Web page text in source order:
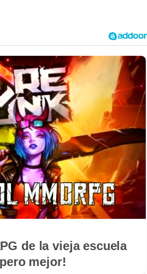
de la vieja escuela
mejor!